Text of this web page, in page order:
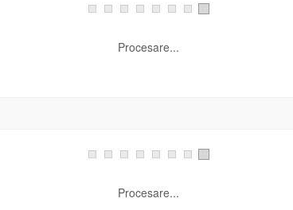
Procesare...
Procesare...